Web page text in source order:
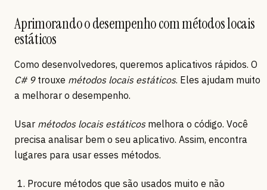
Aprimorando o desempenho com métodos locais
estáticos
Como desenvolvedores, queremos aplicativos rápidos. O
C# 9trouxe métodos locais estáticos. Eles ajudam muito
a melhorar o desempenho.
Usar métodos locais estáticosmelhora o código. Você
precisa analisar bem o seu aplicativo. Assim, encontra
lugares para usar esses métodos.
Procure métodos que são usados muito e não